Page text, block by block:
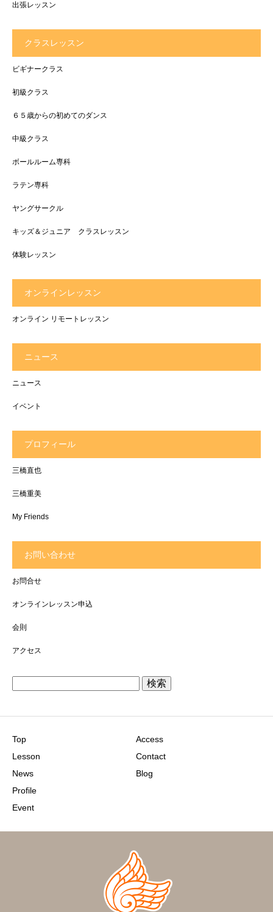
出張レッスン
クラスレッスン
ビギナークラス
初級クラス
６５歳からの初めてのダンス
中級クラス
ボールルーム専科
ラテン専科
ヤングサークル
キッズ＆ジュニア クラスレッスン
体験レッスン
オンラインレッスン
オンライン リモートレッスン
ニュース
ニュース
イベント
プロフィール
三橋直也
三橋重美
My Friends
お問い合わせ
お問合せ
オンラインレッスン申込
会則
アクセス
Top
Lesson
News
Profile
Event
Access
Contact
Blog